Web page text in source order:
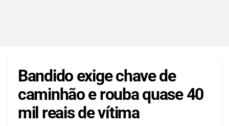
Bandido exige chave de
caminhão e rouba quase 40
mil reais de vítima